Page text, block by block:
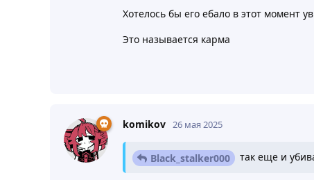
Хотелось бы его ебало в этот момент
Это называется карма
komikov 26 мая 2025
Black_stalker000 так еще и